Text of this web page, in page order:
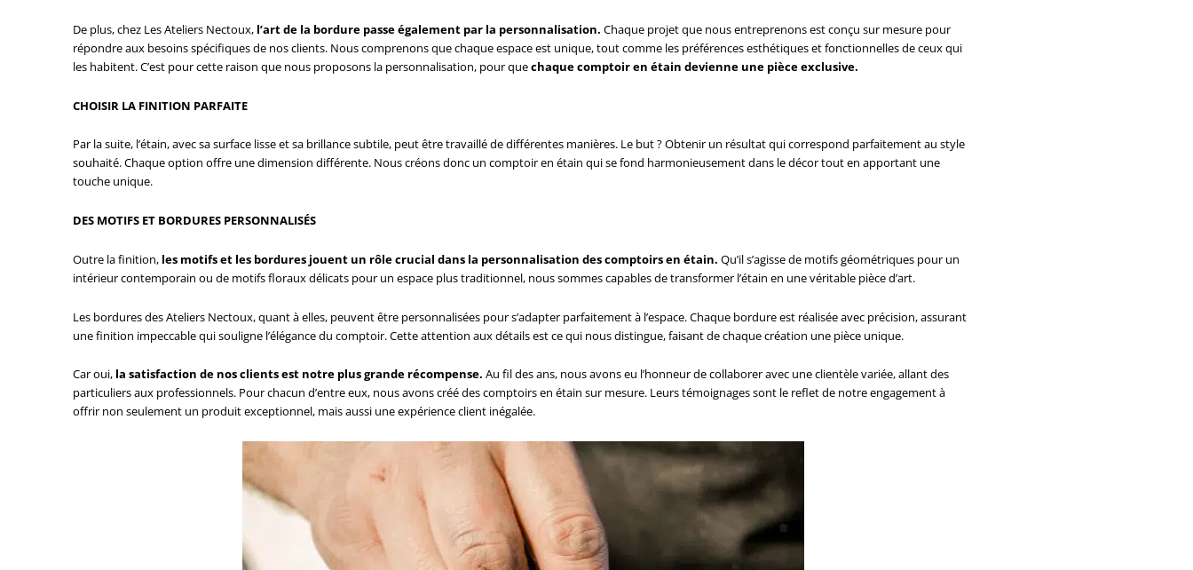
De plus, chez Les Ateliers Nectoux, l’art de la bordure passe également par la personnalisation. Chaque projet que nous entreprenons est conçu sur mesure pour
répondre aux besoins spécifiques de nos clients. Nous comprenons que chaque espace est unique, tout comme les préférences esthétiques et fonctionnelles de ceux qui
les habitent. C’est pour cette raison que nous proposons la personnalisation, pour quechaque comptoir en étain devienne une pièce exclusive.
CHOISIR LA FINITION PARFAITE
Par la suite, l’étain, avec sa surface lisse et sa brillance subtile, peut être travaillé de différentes manières. Le but ? Obtenir un résultat qui correspond parfaitement au style
souhaité. Chaque option offre une dimension différente. Nous créons donc un comptoir en étain qui se fond harmonieusement dans le décor tout en apportant une
touche unique.
DES MOTIFS ET BORDURES PERSONNALISÉS
Outre la finition, les motifs et les bordures jouent un rôle crucial dans la personnalisation des comptoirs en étain. Qu’il s’agisse de motifs géométriques pour un
intérieur contemporain ou de motifs floraux délicats pour un espace plus traditionnel, nous sommes capables de transformer l’étain en une véritable pièce d’art.
Les bordures des Ateliers Nectoux, quant à elles, peuvent être personnalisées pour s’adapter parfaitement à l’espace. Chaque bordure est réalisée avec précision, assurant
une finition impeccable qui souligne l’élégance du comptoir. Cette attention aux détails est ce qui nous distingue, faisant de chaque création une pièce unique.
Car oui, la satisfaction de nos clients est notre plus grande récompense. Au fil des ans, nous avons eu l’honneur de collaborer avec une clientèle variée, allant des
particuliers aux professionnels. Pour chacun d’entre eux, nous avons créé des comptoirs en étain sur mesure. Leurs témoignages sont le reflet de notre engagement à
offrir non seulement un produit exceptionnel, mais aussi une expérience client inégalée.